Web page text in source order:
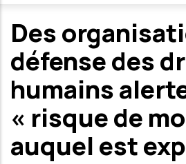
Des
défense des
humains
« risque de
auquel est